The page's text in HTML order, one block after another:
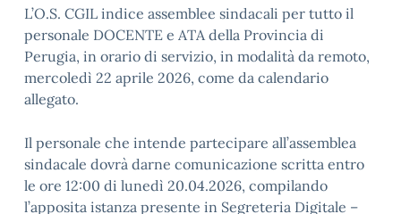
L’O.S. CGIL indice assemblee sindacali per tutto il
personale DOCENTE e ATA della Provincia di
Perugia, in orario di servizio, in modalità da remoto,
mercoledì 22 aprile 2026, come da calendario
allegato.
Il personale che intende partecipare all’assemblea
sindacale dovrà darne comunicazione scritta entro
le ore 12:00 di lunedì 20.04.2026, compilando
l’apposita istanza presente in Segreteria Digitale –